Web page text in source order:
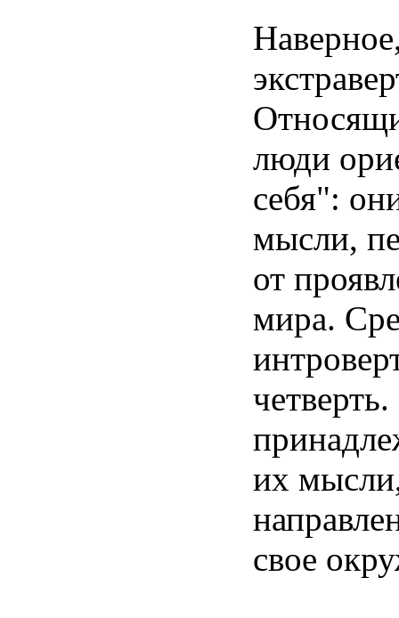
Наверное
люди
себя":
мысли,
от
мира.
четверть.
их мысли
свое